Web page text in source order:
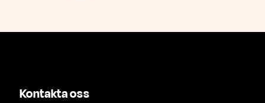
Kontakta oss